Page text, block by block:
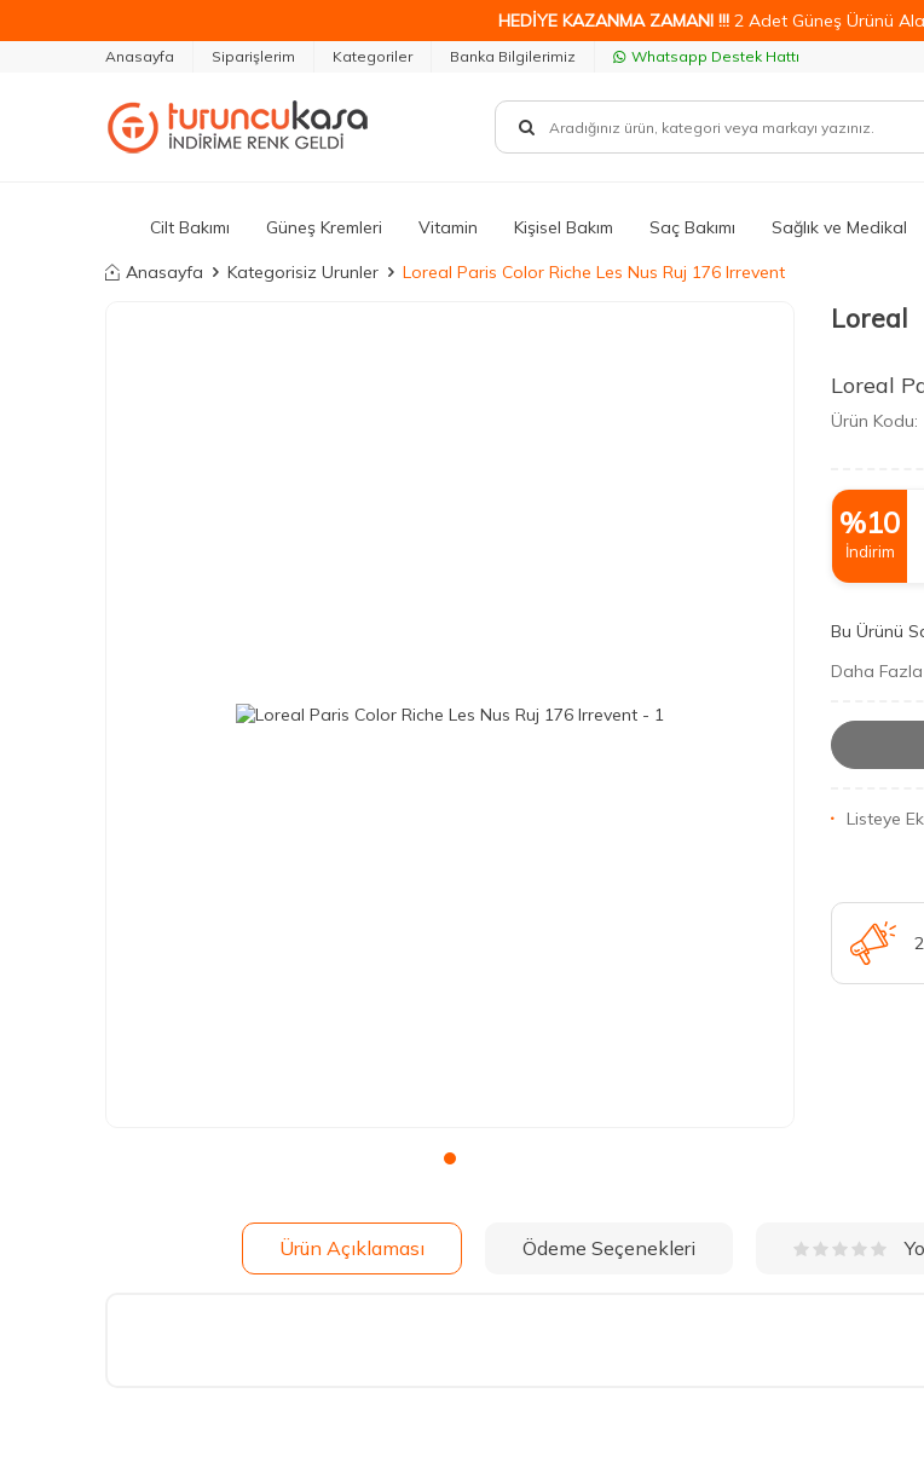
HEDİYE KAZANMA ZAMANI !!! 2 Adet Güneş Ürünü
Anasayfa Siparişlerim Kategoriler Banka Bilgilerimiz Whatsapp Destek Hattı
Cilt Bakımı Güneş Kremleri Vitamin Kişisel Bakım Saç Bakımı Sağlık ve Medikal
Anasayfa Kategorisiz Urunler Loreal Paris Color Riche Les Nus Ruj 176 Irrevent
Loreal
Loreal
Ürün Kodu:
%10
İndirim
Bu Ürünü
Daha Fazla
Listeye
Ürün Açıklaması Ödeme Seçenekleri